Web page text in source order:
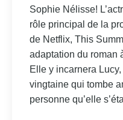
Sophie Nélisse!
rôle principal de la
de Netflix, This
adaptation du roman
Elle y incarnera
vingtaine qui tombe
personne qu’elle